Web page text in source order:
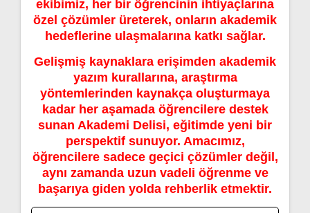
ekibimiz, her bir öğrencinin ihtiyaçlarına
özel çözümler üreterek, onların akademik
hedeflerine ulaşmalarına katkı sağlar.
Gelişmiş kaynaklara erişimden akademik
yazım kurallarına, araştırma
yöntemlerinden kaynakça oluşturmaya
kadar her aşamada öğrencilere destek
sunan Akademi Delisi, eğitimde yeni bir
perspektif sunuyor. Amacımız,
öğrencilere sadece geçici çözümler değil,
aynı zamanda uzun vadeli öğrenme ve
başarıya giden yolda rehberlik etmektir.